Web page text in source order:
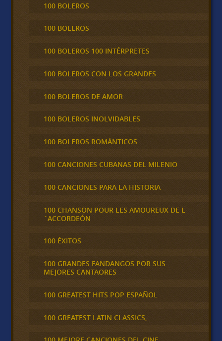
100 BOLEROS
100 BOLEROS
100 BOLEROS 100 INTÉRPRETES
100 BOLEROS CON LOS GRANDES
100 BOLEROS DE AMOR
100 BOLEROS INOLVIDABLES
100 BOLEROS ROMÁNTICOS
100 CANCIONES CUBANAS DEL MILENIO
100 CANCIONES PARA LA HISTORIA
100 CHANSON POUR LES AMOUREUX DE L
´ACCORDEÓN
100 ÉXITOS
100 GRANDES FANDANGOS POR SUS
MEJORES CANTAORES
100 GREATEST HITS POP ESPAÑOL
100 GREATEST LATIN CLASSICS,